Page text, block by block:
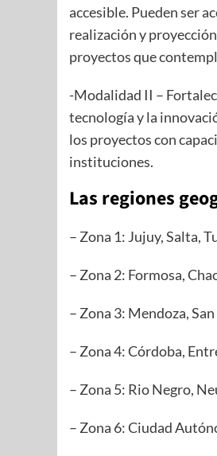
accesible. Pueden ser
realización y
proyectos que
-Modalidad II –
tecnología y la
los proyectos con
instituciones.
Las regiones
– Zona 1: Jujuy, Salta,
– Zona 2: Formosa,
– Zona 3: Mendoza,
– Zona 4: Córdoba,
– Zona 5: Rio Negro,
– Zona 6: Ciudad